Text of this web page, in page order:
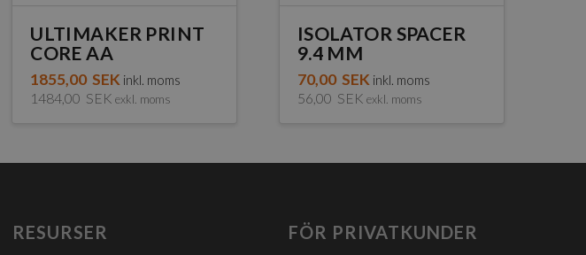
ULTIMAKER PRINT
CORE AA
1855,00 SEK inkl. moms
1484,00 SEK exkl. moms
produkten
ISOLATOR SPACER
9.4 MM
70,00 SEK inkl. moms
56,00 SEK exkl. moms
RESURSER FÖR PRIVATKUNDER